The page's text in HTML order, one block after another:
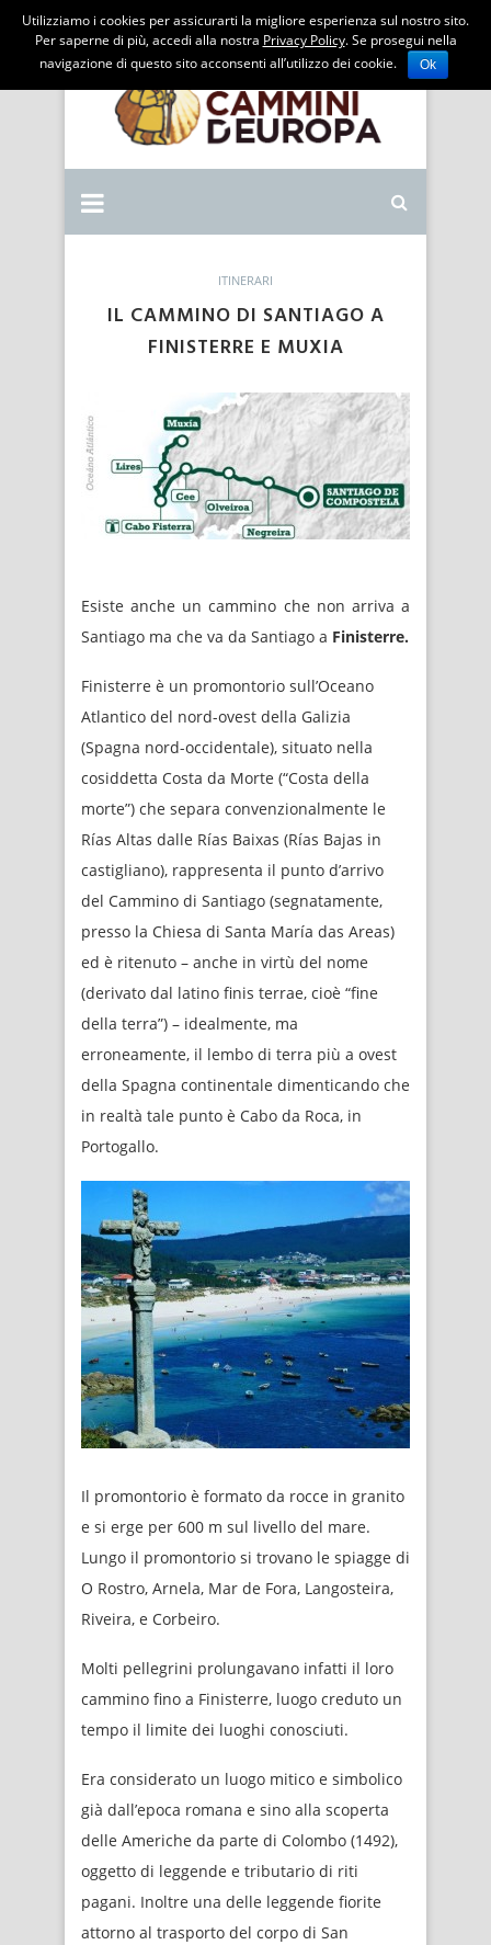
ITINERARI
IL CAMMINO DI SANTIAGO A
FINISTERRE E MUXIA
Esiste anche un cammino che non arriva a
Santiago ma che va da Santiago a Finisterre.
Finisterre è un promontorio sull’Oceano
Atlantico del nord-ovest della Galizia
(Spagna nord-occidentale), situato nella
cosiddetta Costa da Morte (“Costa della
morte”) che separa convenzionalmente le
Rías Altas dalle Rías Baixas (Rías Bajas in
castigliano), rappresenta il punto d’arrivo
del Cammino di Santiago (segnatamente,
presso la Chiesa di Santa María das Areas)
ed è ritenuto – anche in virtù del nome
(derivato dal latino finis terrae, cioè “fine
della terra”) – idealmente, ma
erroneamente, il lembo di terra più a ovest
della Spagna continentale dimenticando che
in realtà tale punto è Cabo da Roca, in
Portogallo.
Il promontorio è formato da rocce in granito
e si erge per 600 m sul livello del mare.
Lungo il promontorio si trovano le spiagge di
O Rostro, Arnela, Mar de Fora, Langosteira,
Riveira, e Corbeiro.
Molti pellegrini prolungavano infatti il loro
cammino fino a Finisterre, luogo creduto un
tempo il limite dei luoghi conosciuti.
Era considerato un luogo mitico e simbolico
già dall’epoca romana e sino alla scoperta
delle Americhe da parte di Colombo (1492),
oggetto di leggende e tributario di riti
pagani. Inoltre una delle leggende fiorite
attorno al trasporto del corpo di San
Utilizziamo i cookies per assicurarti la migliore esperienza sul nostro sito.
Per saperne di più, accedi alla nostra Privacy Policy. Se prosegui nella
navigazione di questo sito acconsenti all’utilizzo dei cookie.
Ok